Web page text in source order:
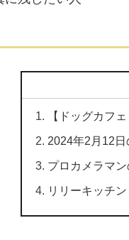
【ドッグカフ
2024年2月12
プロカメラマ
リリーキッチ